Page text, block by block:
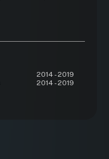
2014 - 2019
2014 - 2019